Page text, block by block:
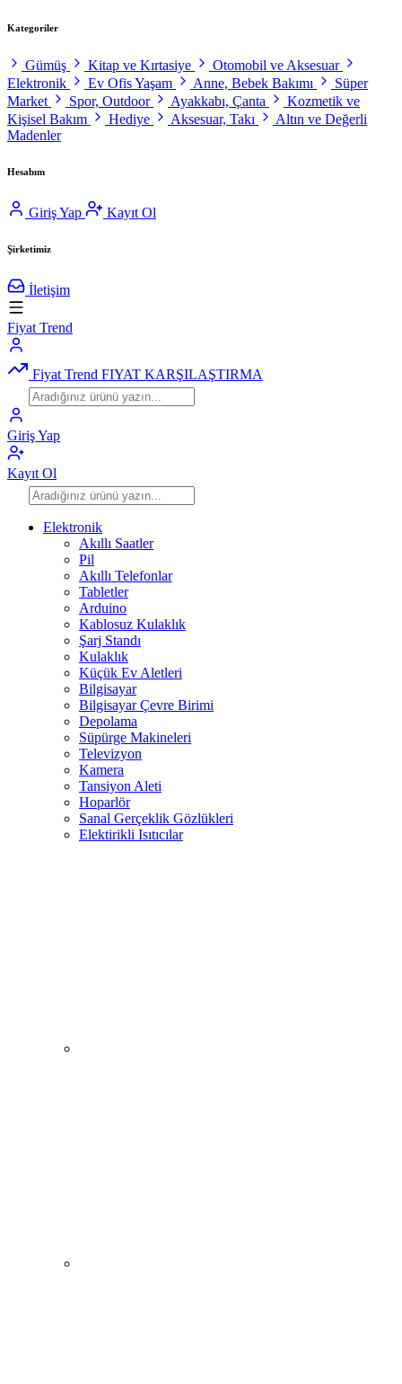
Kategoriler
Gümüş Kitap ve Kırtasiye
Otomobil ve Aksesuar
Elektronik
Ev Ofis Yaşam Anne, Bebek Bakımı
Süper
Market
Spor, Outdoor Ayakkabı, Çanta
Kozmetik ve
Kişisel Bakım
Hediye Aksesuar, Takı
Altın ve Değerli
Madenler
Hesabım
Giriş Yap Kayıt Ol
Şirketimiz
İletişim
Fiyat Trend
Fiyat Trend FIYAT KARŞILAŞTIRMA
Giriş Yap
Kayıt Ol
Elektronik
Akıllı Saatler
Pil
Akıllı Telefonlar
Tabletler
Arduino
Kablosuz Kulaklık
Şarj Standı
Kulaklık
Küçük Ev Aletleri
Bilgisayar
Bilgisayar Çevre Birimi
Depolama
Süpürge Makineleri
Televizyon
Kamera
Tansiyon Aleti
Hoparlör
Sanal Gerçeklik Gözlükleri
Elektirikli Isıtıcılar